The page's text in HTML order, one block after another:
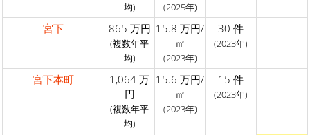
均)
(2025年)
宮下 865 万円
(複数年平
均)
15.8 万円/
㎡
(2023年)
30 件
(2023年)
-
宮下本町
1,064 万
円
(複数年平
均)
15.6 万円/
㎡
(2023年)
15 件
(2023年)
-